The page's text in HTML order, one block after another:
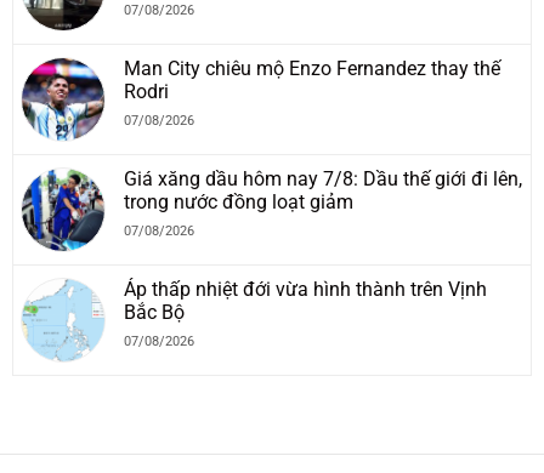
07/08/2026
Man City chiêu mộ Enzo Fernandez thay thế
Rodri
07/08/2026
Giá xăng dầu hôm nay 7/8: Dầu thế giới đi lên,
trong nước đồng loạt giảm
07/08/2026
Áp thấp nhiệt đới vừa hình thành trên Vịnh
Bắc Bộ
07/08/2026